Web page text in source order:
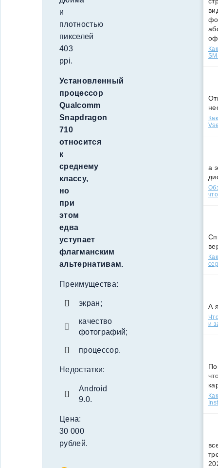
и
плотностью
пикселей
403
ppi.
Установленный
процессор
Qualcomm
Snapdragon
710
относится
к
среднему
классу,
но
при
этом
едва
уступает
флагманским
альтернативам.
Преимущества:
экран;
качество
фотографий;
процессор.
Недостатки:
Android
9.0.
Цена:
30 000
рублей.
а
А
и